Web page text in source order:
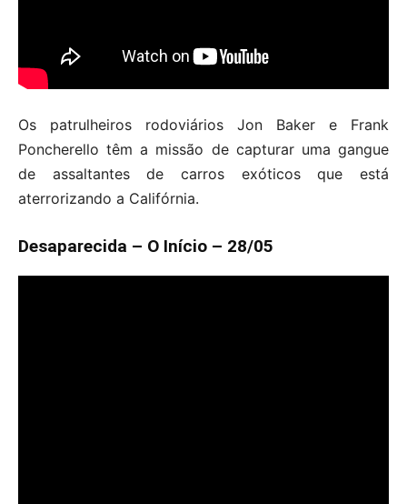
Os patrulheiros rodoviários Jon Baker e Frank
Poncherello têm a missão de capturar uma gangue
de assaltantes de carros exóticos que está
aterrorizando a Califórnia.
Desaparecida – O Início – 28/05